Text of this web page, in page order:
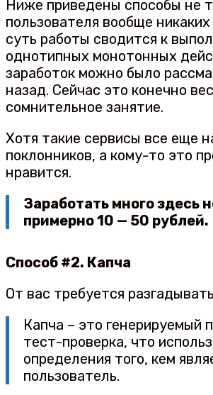
Ниже приведены способы не
пользователя вообще
суть работы сводится к
однотипных монотонных
заработок можно было
назад. Сейчас это конечно
сомнительное занятие.
Хотя такие сервисы все еще
поклонников, а кому-то это
нравится.
Заработать много здесь
примерно 10 — 50 рублей.
Способ #2. Капча
От вас требуется
Капча – это генерируемый
тест-проверка, что
определения того, кем
пользователь.